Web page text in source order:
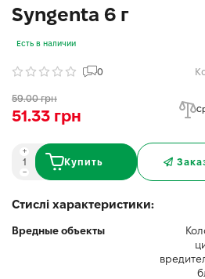
Syngenta 6 г
Есть в наличии
0
59.00 грн
51.33 грн
Купить
Стислі характеристики:
Вредные объекты